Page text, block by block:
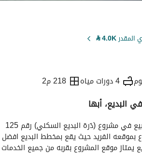
المقدر4.0K
⃁
4 دورات مياه 218 م2
معلومات ترخيص الإعلان
البديع، أبها
في مشروع (دُرة البديع السكني) رقم 125